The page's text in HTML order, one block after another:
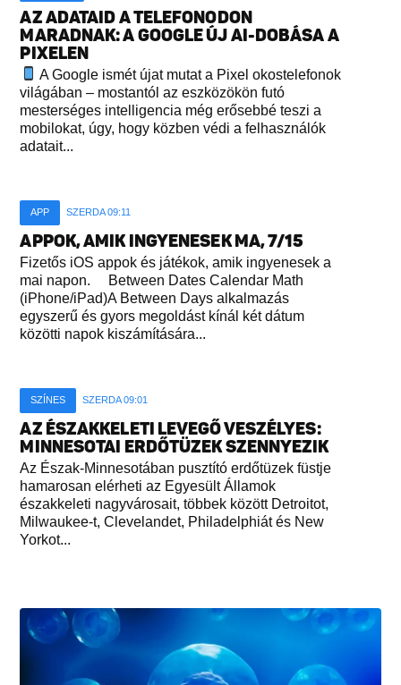
AZ ADATAID A TELEFONODON
MARADNAK: A GOOGLE ÚJ AI-DOBÁSA A
PIXELEN
A Google ismét újat mutat a Pixel okostelefonok
világában – mostantól az eszközökön futó
mesterséges intelligencia még erősebbé teszi a
mobilokat, úgy, hogy közben védi a felhasználók
adatait...
APP SZERDA 09:11
APPOK, AMIK INGYENESEK MA, 7/15
Fizetős iOS appok és játékok, amik ingyenesek a
mai napon. Between Dates Calendar Math
(iPhone/iPad)A Between Days alkalmazás
egyszerű és gyors megoldást kínál két dátum
közötti napok kiszámítására...
SZÍNES SZERDA 09:01
AZ ÉSZAKKELETI LEVEGŐ VESZÉLYES:
MINNESOTAI ERDŐTÜZEK SZENNYEZIK
Az Észak-Minnesotában pusztító erdőtüzek füstje
hamarosan elérheti az Egyesült Államok
északkeleti nagyvárosait, többek között Detroitot,
Milwaukee-t, Clevelandet, Philadelphiát és New
Yorkot...